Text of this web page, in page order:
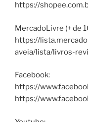
https://
MercadoLivre (+ de
https://
aveia/lista/livros-
Facebook:
https://
https://